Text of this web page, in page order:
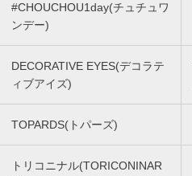
#CHOUCHOU1day(チュチュワ
ンデー)
DECORATIVE EYES(デコラテ
ィブアイズ)
TOPARDS(トパーズ)
トリコニナル(TORICONINAR